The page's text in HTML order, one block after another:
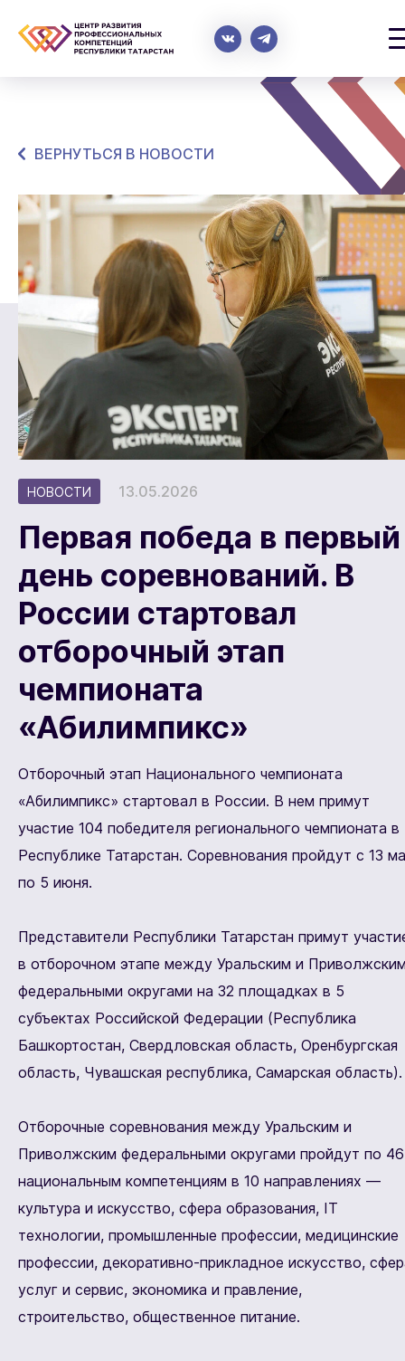
ВЕРНУТЬСЯ В НОВОСТИ
НОВОСТИ 13.05.2026
Первая победа в первый
день соревнований. В
России стартовал
отборочный этап
чемпионата
«Абилимпикс»
Отборочный этап Национального чемпионата
«Абилимпикс» стартовал в России. В нем примут
участие 104 победителя регионального чемпионата в
Республике Татарстан. Соревнования пройдут с 13
по 5 июня.
Представители Республики Татарстан примут
в отборочном этапе между Уральским и
федеральными округами на 32 площадках в 5
субъектах Российской Федерации (Республика
Башкортостан, Свердловская область, Оренбургская
область, Чувашская республика, Самарская область).
Отборочные соревнования между Уральским и
Приволжским федеральными округами пройдут по 46
национальным компетенциям в 10 направлениях —
культура и искусство, сфера образования, IT
технологии, промышленные профессии, медицинские
профессии, декоративно-прикладное искусство,
услуг и сервис, экономика и правление,
строительство, общественное питание.